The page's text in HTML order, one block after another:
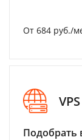
От 684 руб./
VPS
Подобрать